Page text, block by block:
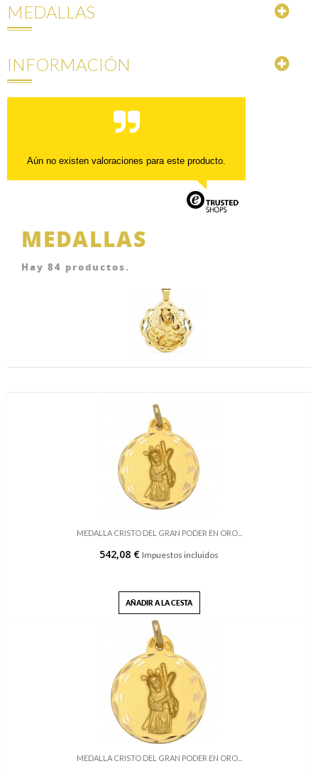
MEDALLAS
INFORMACIÓN
Aún no existen valoraciones para este producto.
MEDALLAS
Hay 84 productos.
MEDALLA CRISTO DEL GRAN PODER EN ORO...
542,08 € Impuestos incluidos
AÑADIR A LA CESTA
MEDALLA CRISTO DEL GRAN PODER EN ORO...